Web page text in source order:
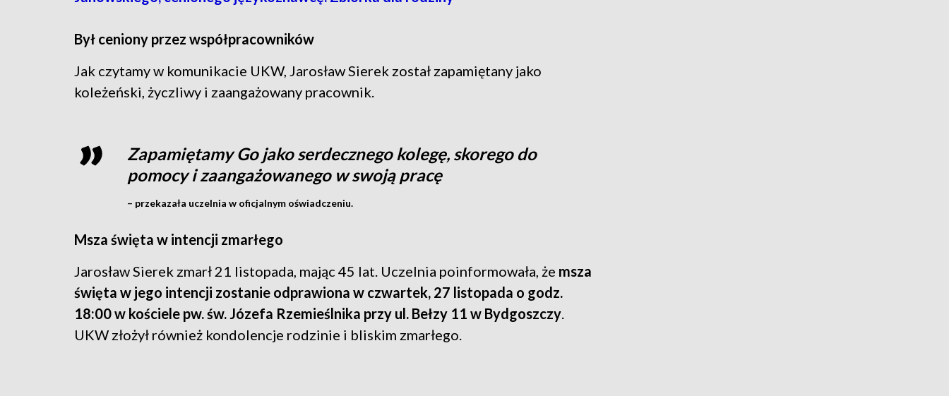
Był ceniony przez współpracowników
Jak czytamy w komunikacie UKW, Jarosław Sierek został zapamiętany jako
koleżeński, życzliwy i zaangażowany pracownik.
Zapamiętamy Go jako serdecznego kolegę, skorego do
pomocy i zaangażowanego w swoją pracę
– przekazała uczelnia w oficjalnym oświadczeniu.
Msza święta w intencji zmarłego
Jarosław Sierek zmarł 21 listopada, mając 45 lat. Uczelnia poinformowała, że msza
święta w jego intencji zostanie odprawiona w czwartek, 27 listopada o godz.
18:00 w kościele pw. św. Józefa Rzemieślnika przy ul. Bełzy 11 w Bydgoszczy.
UKW złożył również kondolencje rodzinie i bliskim zmarłego.